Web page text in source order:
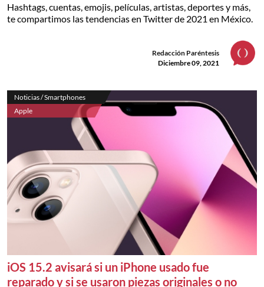
Hashtags, cuentas, emojis, películas, artistas, deportes y más,
te compartimos las tendencias en Twitter de 2021 en México.
Redacción Paréntesis
Diciembre 09, 2021
Noticias / Smartphones
Apple
iOS 15.2 avisará si un iPhone usado fue
reparado y si se usaron piezas originales o no